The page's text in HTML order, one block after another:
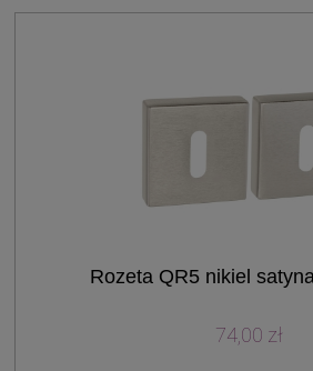
Rozeta QR5 nikiel
74,00 zł